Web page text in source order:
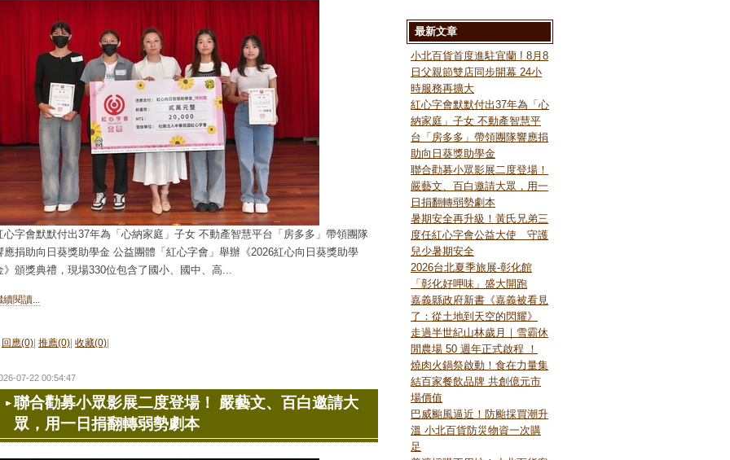
心字會默默付出37年為「心納家庭」子女 不動產智慧平台「房多多」帶領團隊
應捐助向日葵獎助學金 公益團體「紅心字會」舉辦《2026紅心向日葵獎助學
》頒獎典禮，現場330位包含了國小、國中、高...
續閱讀...
回應(0)| 推薦(0)| 收藏(0)|
07-22 00:54:47
聯合勸募小眾影展二度登場！ 嚴藝文、百白邀請大
眾，用一日捐翻轉弱勢劇本
最新文章
小北百貨首度進駐宜蘭 ! 8月8
日父親節雙店同步開幕 24小
時服務再擴大
紅心字會默默付出37年為「心
納家庭」子女 不動產智慧平
台「房多多」帶領團隊響應捐
助向日葵獎助學金
聯合勸募小眾影展二度登場！
嚴藝文、百白邀請大眾，用一
日捐翻轉弱勢劇本
暑期安全再升級！黃氏兄弟三
度任紅心字會公益大使 守護
兒少暑期安全
2026台北夏季旅展-彰化館
「彰化好呷味」盛大開跑
嘉義縣政府新書《嘉義被看見
了：從土地到天空的閃耀》
走過半世紀山林歲月｜雪霸休
閒農場 50 週年正式啟程 ！
燒肉火鍋祭啟動！食在力量集
結百家餐飲品牌 共創億元市
場價值
巴威颱風逼近！防颱採買潮升
溫 小北百貨防災物資一次購
足